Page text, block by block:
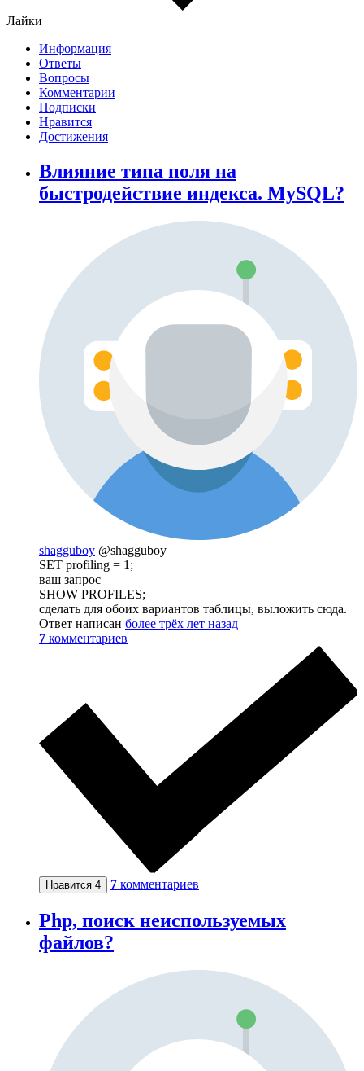
Лайки
Информация
Ответы
Вопросы
Комментарии
Подписки
Нравится
Достижения
Влияние типа поля на
быстродействие индекса. MySQL?
shagguboy @shagguboy
SET profiling = 1;
ваш запрос
SHOW PROFILES;
сделать для обоих вариантов таблицы, выложить сюда.
Ответ написан более трёх лет назад
7 комментариев
Нравится 4 7 комментариев
Php, поиск неиспользуемых
файлов?